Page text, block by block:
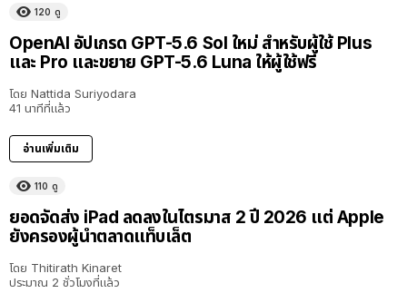
120 ดู
OpenAI อัปเกรด GPT-5.6 Sol ใหม่ สำหรับผู้ใช้ Plus
และ Pro และขยาย GPT-5.6 Luna ให้ผู้ใช้ฟรี
โดย Nattida Suriyodara
41 นาทีที่แล้ว
อ่านเพิ่มเติม
110 ดู
ยอดจัดส่ง iPad ลดลงในไตรมาส 2 ปี 2026 แต่ Apple
ยังครองผู้นำตลาดแท็บเล็ต
โดย Thitirath Kinaret
ประมาณ 2 ชั่วโมงที่แล้ว